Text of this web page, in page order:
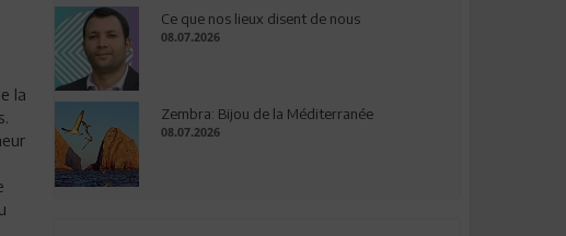
la
Ce que nos lieux disent de nous
08.07.2026
Zembra: Bijou de la Méditerranée
08.07.2026